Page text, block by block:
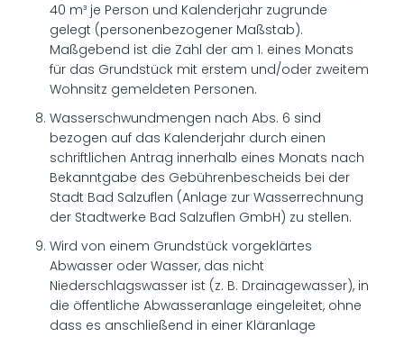
40 m³ je Person und Kalenderjahr zugrunde
gelegt (personenbezogener Maßstab).
Maßgebend ist die Zahl der am 1. eines Monats
für das Grundstück mit erstem und/oder zweitem
Wohnsitz gemeldeten Personen.
Wasserschwundmengen nach Abs. 6 sind
bezogen auf das Kalenderjahr durch einen
schriftlichen Antrag innerhalb eines Monats nach
Bekanntgabe des Gebührenbescheids bei der
Stadt Bad Salzuflen (Anlage zur Wasserrechnung
der Stadtwerke Bad Salzuflen GmbH) zu stellen.
Wird von einem Grundstück vorgeklärtes
Abwasser oder Wasser, das nicht
Niederschlagswasser ist (z. B. Drainagewasser), in
die öffentliche Abwasseranlage eingeleitet, ohne
dass es anschließend in einer Kläranlage